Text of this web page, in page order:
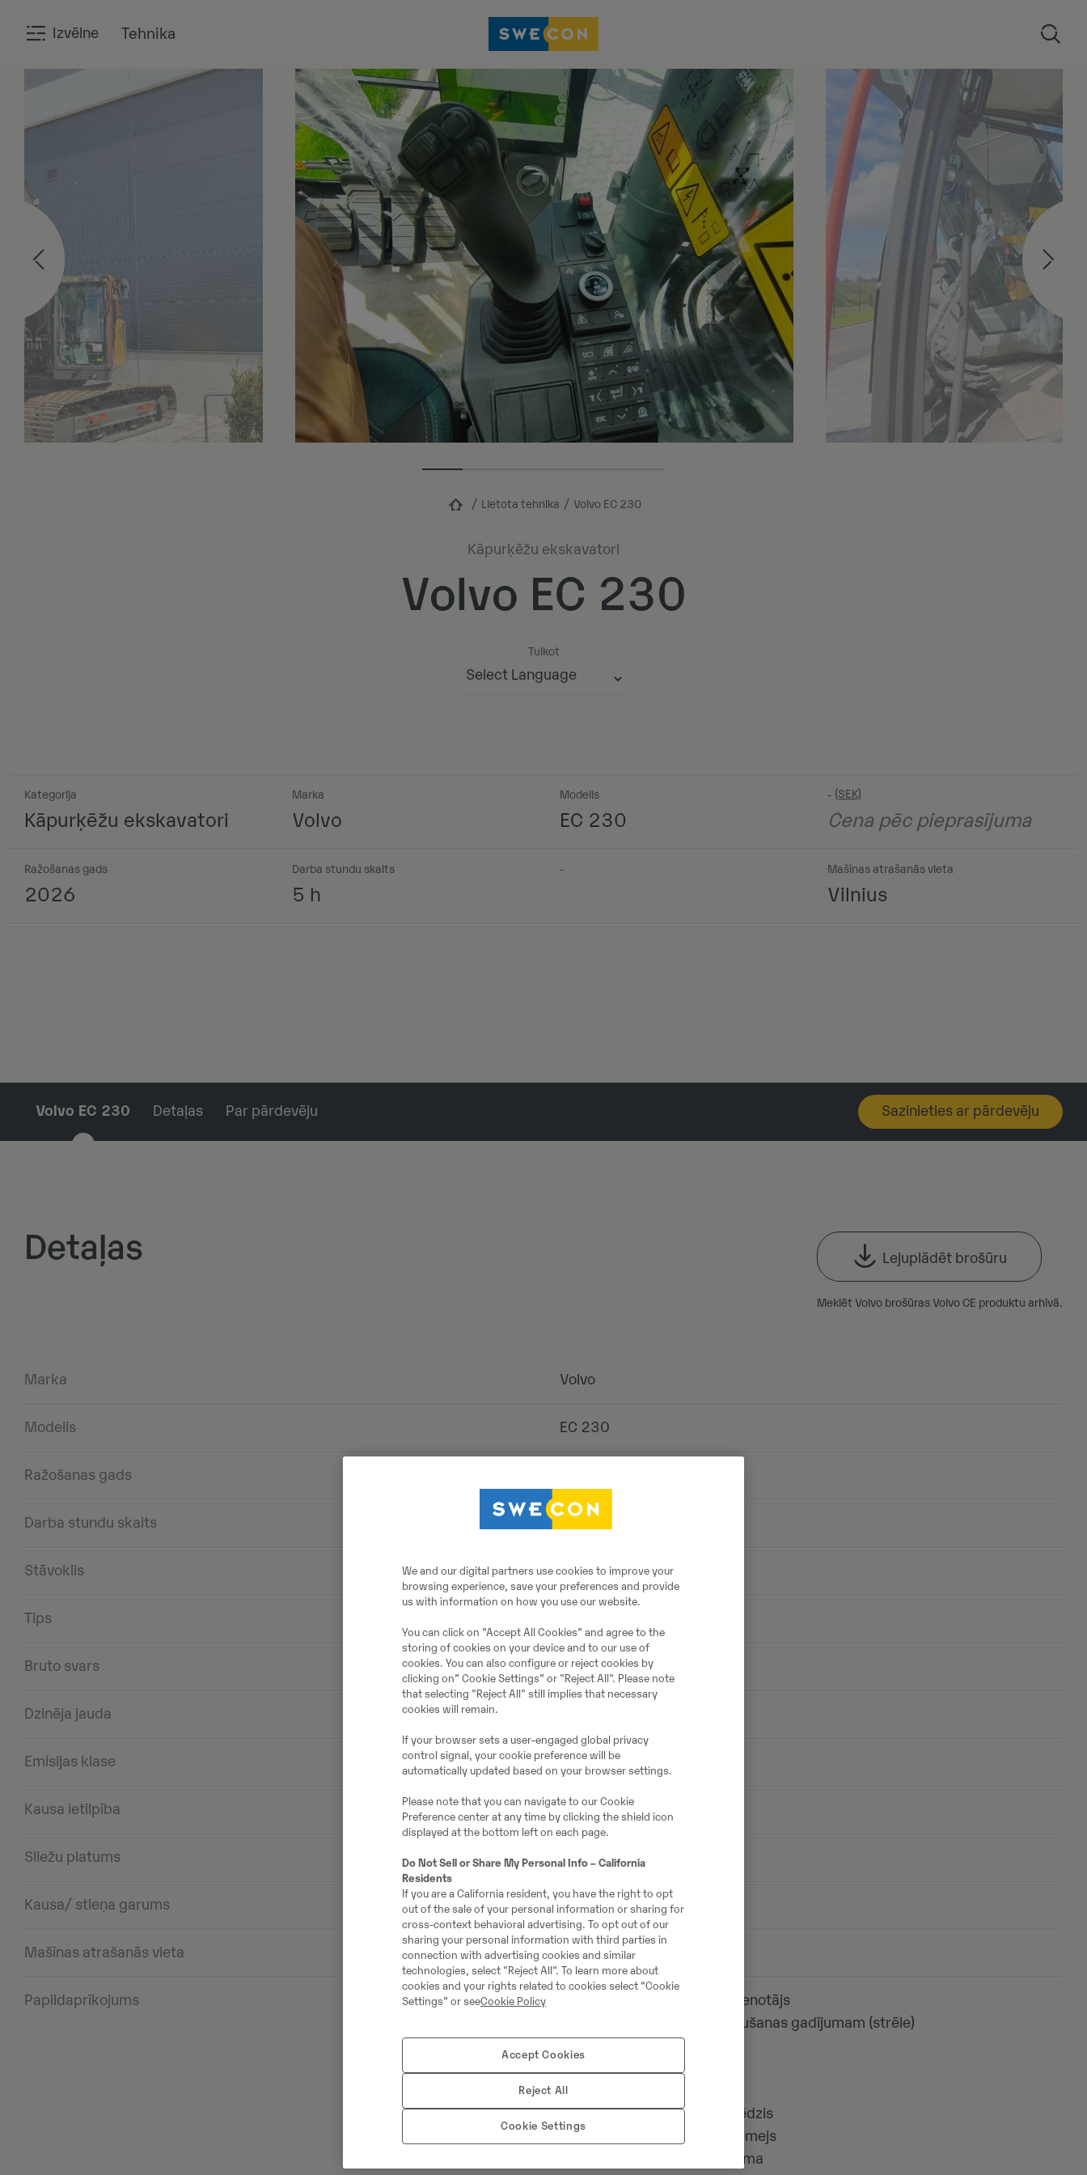
Izvēlne Tehnika
Lietota tehnika Volvo EC 230
Kāpurķēžu ekskavatori
Volvo EC 230
Tulkot
Kategorija
Kāpurķēžu ekskavatori
Marka
Volvo
Modelis
EC 230
-
Cena pēc pieprasījuma
Ražošanas gads
2026
Darba stundu skaits
5 h
- Mašīnas atrašanās vieta
Vilnius
Volvo EC 230 Detaļas Par pārdevēju Sazinieties ar pārdevēju
Detaļas Lejuplādēt brošūru
Meklēt Volvo brošūras Volvo CE produktu arhīvā.
Marka Volvo
Modelis EC 230
Ražošanas gads
Darba stundu skaits
Stāvoklis Jauns
Tips
Bruto svars 26145.00 kg
Dzinēja jauda
Emisijas klase Fāze V
Kausa ietilpība 1200000.00 cm3
Sliežu platums 70.00 cm
Kausa/ stieņa garums 0.29 cm
Mašīnas atrašanās vieta Vilnius
Papildaprīkojums
Auto/hidraulikas ātrais savienotājs
aizsargvārsts šļūteņu pārraušanas gadījumam (strēle)
Gaisa kondicionētājs
svēršanas sistēma
AdBlue sistēma
uzkares aprīkojuma hidroslēdzis
Akumulatora klemmes noņēmejs
automātiskā eļļošanas sistēma
We and our digital partners use cookies to improve your
browsing experience, save your preferences and provide
us with information on how you use our website.
You can click on ”Accept All Cookies” and agree to the
storing of cookies on your device and to our use of
cookies. You can also configure or reject cookies by
clicking on” Cookie Settings” or "Reject All". Please note
that selecting "Reject All" still implies that necessary
cookies will remain.
If your browser sets a user-engaged global privacy
control signal, your cookie preference will be
automatically updated based on your browser settings.
Please note that you can navigate to our Cookie
Preference center at any time by clicking the shield icon
displayed at the bottom left on each page.
Do Not Sell or Share My Personal Info – California
Residents
If you are a California resident, you have the right to opt
out of the sale of your personal information or sharing for
cross-context behavioral advertising. To opt out of our
sharing your personal information with third parties in
connection with advertising cookies and similar
technologies, select "Reject All". To learn more about
cookies and your rights related to cookies select “Cookie
Settings” or seeCookie Policy
Accept Cookies
Reject All
Cookie Settings